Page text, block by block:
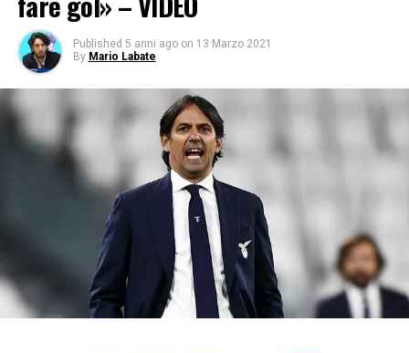
Published 5 anni ago on 13 Marzo 2021
By Mario Labate